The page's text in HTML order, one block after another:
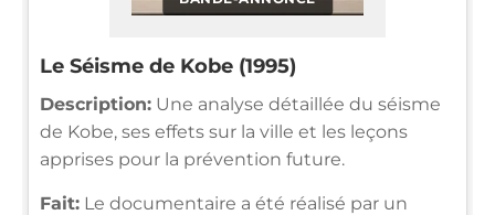
Le Séisme de Kobe (1995)
Description: Une analyse détaillée du séisme
de Kobe, ses effets sur la ville et les leçons
apprises pour la prévention future.
Fait: Le documentaire a été réalisé par un